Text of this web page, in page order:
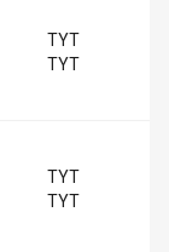
TYT
TYT
TYT
TYT